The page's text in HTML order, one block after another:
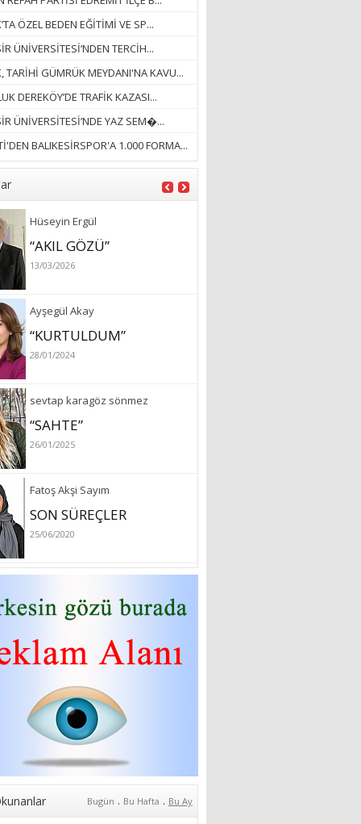
ÖZEL BEDEN EĞİTİMİ VE SP...
ÜNİVERSİTESİ’NDEN TERCİH...
TARİHİ GÜMRÜK MEYDANI'NA KAVU...
DEREKÖY’DE TRAFİK KAZASI...
ÜNİVERSİTESİ’NDE YAZ SEM�...
BALIKESİRSPOR'A 1.000 FORMA...
İlknur Solmaz Çoban
“DOĞANIN GÜLEÇ
ÖZLERKEN…”
23/11/2025
“Ne çok şey oldu
unutulmaması gereken”
Hüseyin Ergül
“AKIL GÖZÜ”
13/03/2026
Ayşegül Akay
“KURTULDUM”
28/01/2024
sevtap karagöz sönmez
“SAHTE”
26/01/2025
Fatoş Akşi Sayım
SON SÜREÇLER
25/06/2020
özlem arslan
Hydrafacial cilt bakımı
26/07/2022
Sibel Atam
“18 Mart Çanakkale
Zaferi” Denildiğinde Ne
Anlıyoruz?
Aleyna Gürsoy
“GELİŞ VE GİDİŞLERİN
ARASINDA...”
07/04/2026
Bugün . Bu Hafta . Bu Ay